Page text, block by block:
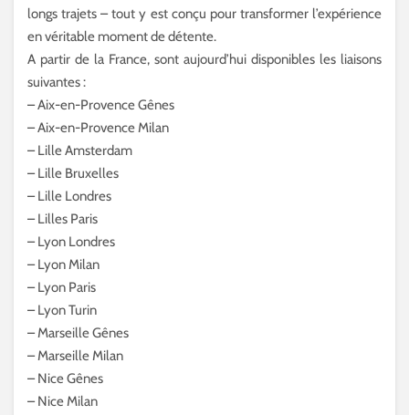
longs trajets – tout y est conçu pour transformer l’expérience
en véritable moment de détente.
A partir de la France, sont aujourd’hui disponibles les liaisons
suivantes :
– Aix-en-Provence Gênes
– Aix-en-Provence Milan
– Lille Amsterdam
– Lille Bruxelles
– Lille Londres
– Lilles Paris
– Lyon Londres
– Lyon Milan
– Lyon Paris
– Lyon Turin
– Marseille Gênes
– Marseille Milan
– Nice Gênes
– Nice Milan